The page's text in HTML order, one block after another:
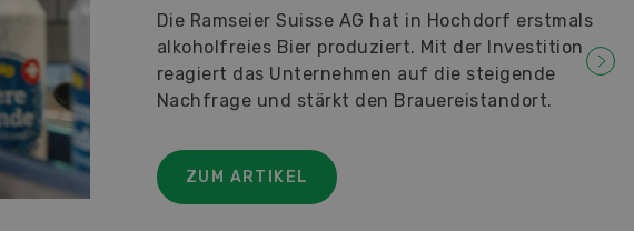
Die Ramseier Suisse AG hat in Hochdorf erstmals
alkoholfreies Bier produziert. Mit der Investition
reagiert das Unternehmen auf die steigende
Nachfrage und stärkt den Brauereistandort.
ZUM ARTIKEL